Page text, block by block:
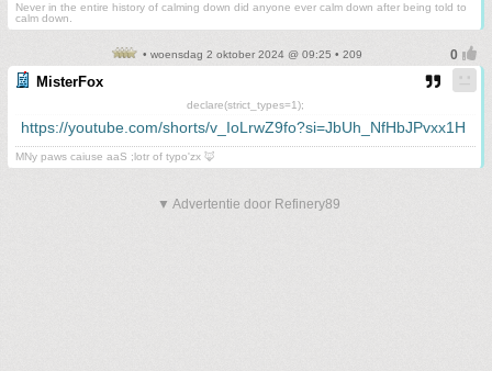
Never in the entire history of calming down did anyone ever calm down after being told to
calm down.
• woensdag 2 oktober 2024 @ 09:25 • 209
MisterFox
declare(strict_types=1);
https://youtube.com/shorts/v_IoLrwZ9fo?si=JbUh_NfHbJPvxx1H
MNy paws caiuse aaS ;lotr of typo'zx 🦊
▼ Advertentie door Refinery89